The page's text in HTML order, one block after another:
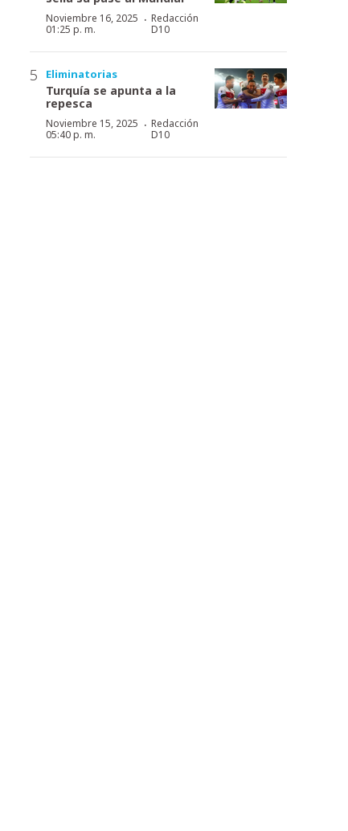
Noviembre 16, 2025
01:25 p. m.
· Redacción
D10
Eliminatorias
Turquía se apunta a la
repesca
Noviembre 15, 2025
05:40 p. m.
· Redacción
D10